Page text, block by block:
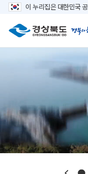
이 누리집은 대한민국
보도자료